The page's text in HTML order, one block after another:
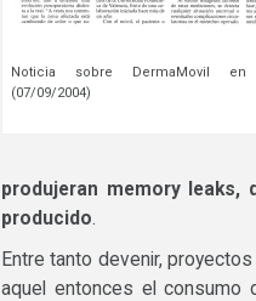
Noticia sobre DermaMovil
(07/09/2004)
produjeran memory
producido.
Entre tanto devenir,
aquel entonces el consumo